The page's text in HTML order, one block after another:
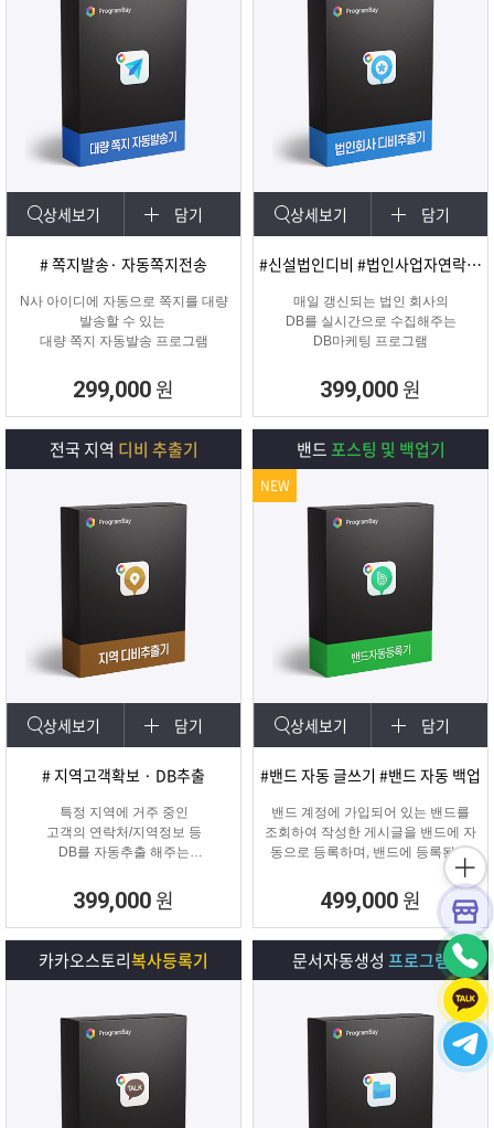
상세보기 담기
# 쪽지발송· 자동쪽지전송
N사 아이디에 자동으로 쪽지를 대량
발송할 수 있는
대량 쪽지 자동발송 프로그램
299,000 원
상세보기 담기
#신설법인디비 #법인사업자연락처 #신규법인
매일 갱신되는 법인 회사의
DB를 실시간으로 수집해주는
DB마케팅 프로그램
399,000 원
전국 지역 디비 추출기
상세보기 담기
# 지역고객확보 · DB추출
특정 지역에 거주 중인
고객의 연락처/지역정보 등
DB를 자동추출 해주는
399,000 원
밴드포스팅 및 백업기
상세보기 담기
#밴드 자동 글쓰기 #밴드 자동 백업
밴드 계정에 가입되어 있는 밴드를
조회하여 작성한 게시글을 밴드에 자
동으로 등록하며, 밴드에 등록된 게
시물을 백업하여 파일로 저장하거나
다른 계정의 밴드에 자동으로 글을
복사할 수 있는 프로그램입니다.
499,000 원
NEW
카카오스토리복사등록기 문서자동생성 프로그램